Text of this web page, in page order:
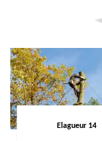
Elagueur 14